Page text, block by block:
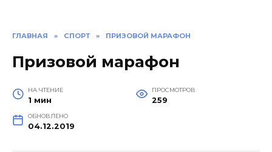
ГЛАВНАЯ » СПОРТ » ПРИЗОВОЙ МАРАФОН
Призовой марафон
НА ЧТЕНИЕ
1 мин
ПРОСМОТРОВ
259
ОБНОВЛЕНО
04.12.2019